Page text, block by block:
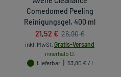
Comedomed Peeling
Reinigungsgel, 400 ml
21,52 € 26,90 €
inkl. MwSt. Gratis-Versand
innerhalb D.
Lieferbar
53,80 € / l